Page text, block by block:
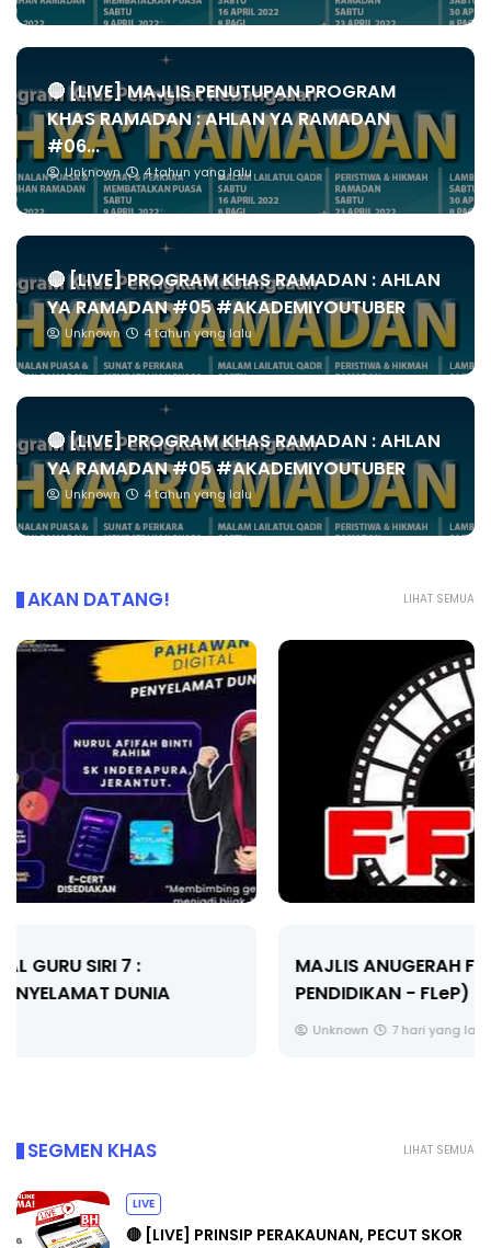
🔴 [LIVE] MAJLIS PENUTUPAN PROGRAM
KHAS RAMADAN : AHLAN YA RAMADAN
#06...
Unknown 4 tahun yang lalu
🔴 [LIVE] PROGRAM KHAS RAMADAN : AHLAN
YA RAMADAN #05 #AKADEMIYOUTUBER
Unknown 4 tahun yang lalu
🔴 [LIVE] PROGRAM KHAS RAMADAN : AHLAN
YA RAMADAN #05 #AKADEMIYOUTUBER
Unknown 4 tahun yang lalu
LIHAT SEMUA
AKAN DATANG!
MAJLIS ANUGERAH FFK (FESTIVAL LENSA
PENDIDIKAN - FLeP) 2026
LIHAT SEMUA
SEGMEN KHAS
LIVE
🔴 [LIVE] PRINSIP PERAKAUNAN, PECUT SKOR